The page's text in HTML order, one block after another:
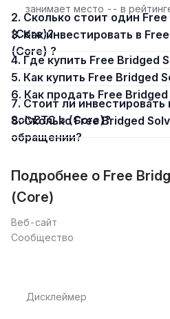
занимает место -- в
2. Сколько стоит один Free Bridged SolvBTC.b
(Core)?
3. Как инвестировать в Free Bridged SolvBTC.b
(Core) ?
4. Где купить Free Bridged
5. Как купить Free Bridged
6. Как продать Free
7. Стоит ли инвестировать в Free Bridged
SolvBTC.b (Core)?
8. Сколько Free Bridged SolvBTC.b (Core) в
обращении?
Подробнее о Free
(Core)
Веб-сайт
Сообщество
Дисклеймер